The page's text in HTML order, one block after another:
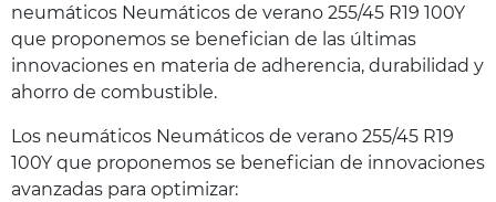
neumáticos Neumáticos de verano 255/45 R19 100Y
que proponemos se benefician de las últimas
innovaciones en materia de adherencia, durabilidad y
ahorro de combustible.
Los neumáticos Neumáticos de verano 255/45 R19
100Y que proponemos se benefician de innovaciones
avanzadas para optimizar: